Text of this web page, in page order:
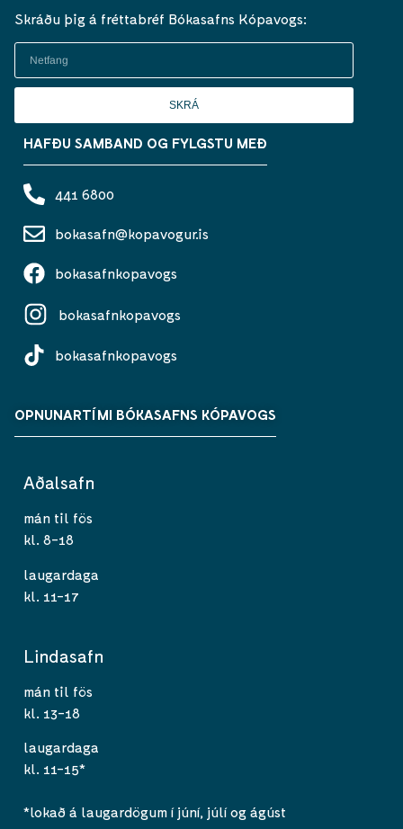
Skráðu þig á fréttabréf Bókasafns Kópavogs:
SKRÁ
HAFÐU SAMBAND OG FYLGSTU MEÐ
441 6800
bokasafn@kopavogur.is
bokasafnkopavogs
bokasafnkopavogs
bokasafnkopavogs
OPNUNARTÍMI BÓKASAFNS KÓPAVOGS
Aðalsafn
mán til fös
kl. 8-18
laugardaga
kl. 11-17
Lindasafn
mán til fös
kl. 13-18
laugardaga
kl. 11-15*
*lokað á laugardögum í júní, júlí og ágúst